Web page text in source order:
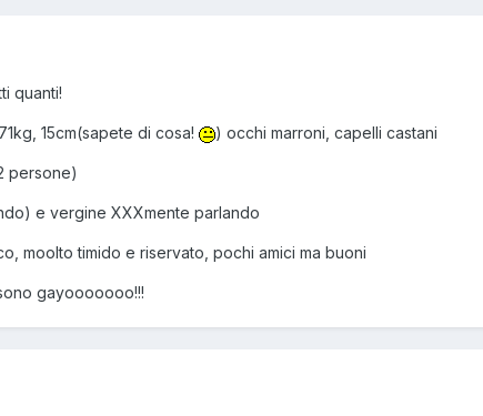
quanti!
15cm(sapete di cosa! ) occhi marroni, capelli castani
persone)
e vergine XXXmente parlando
moolto timido e riservato, pochi amici ma buoni
gayooooooo!!!